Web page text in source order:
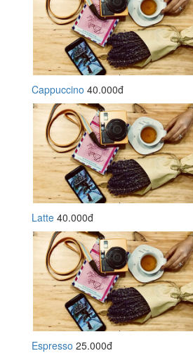
Cappuccino 40.000đ
Latte 40.000đ
Espresso 25.000đ